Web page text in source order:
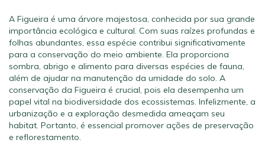
A Figueira é uma árvore majestosa, conhecida por sua grande
importância ecológica e cultural. Com suas raízes profundas e
folhas abundantes, essa espécie contribui significativamente
para a conservação do meio ambiente. Ela proporciona
sombra, abrigo e alimento para diversas espécies de fauna,
além de ajudar na manutenção da umidade do solo. A
conservação da Figueira é crucial, pois ela desempenha um
papel vital na biodiversidade dos ecossistemas. Infelizmente, a
urbanização e a exploração desmedida ameaçam seu
habitat. Portanto, é essencial promover ações de preservação
e reflorestamento.